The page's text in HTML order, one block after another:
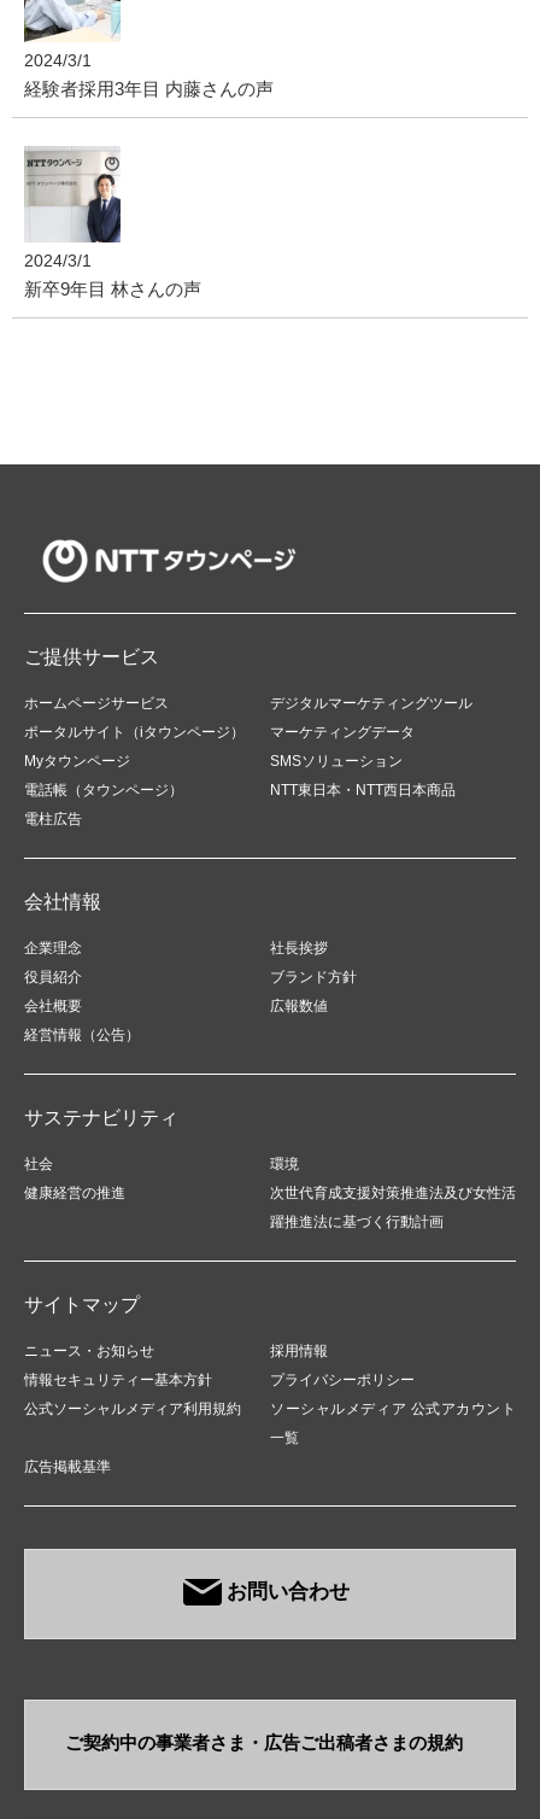
2024/3/1
経験者採用3年目 内藤さんの声
2024/3/1
新卒9年目 林さんの声
ご提供サービス
ホームページサービス
デジタルマーケティングツール
ポータルサイト（iタウンページ）
マーケティングデータ
Myタウンページ
SMSソリューション
電話帳（タウンページ）
NTT東日本・NTT西日本商品
電柱広告
会社情報
企業理念
社長挨拶
役員紹介
ブランド方針
会社概要
広報数値
経営情報（公告）
サステナビリティ
社会
環境
健康経営の推進
次世代育成支援対策推進法及び女性活
躍推進法に基づく行動計画
サイトマップ
ニュース・お知らせ
採用情報
情報セキュリティー基本方針
プライバシーポリシー
公式ソーシャルメディア利用規約
ソーシャルメディア 公式アカウント
一覧
広告掲載基準
お問い合わせ
ご契約中の事業者さま・​広告ご出稿者さまの規約